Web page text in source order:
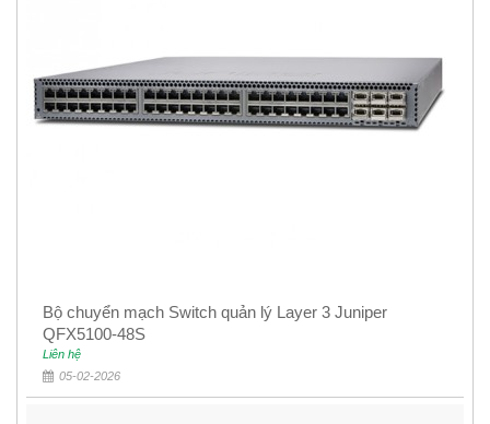
Bộ chuyển mạch Switch quản lý Layer 3 Juniper
QFX5100-48S
Liên hệ
05-02-2026